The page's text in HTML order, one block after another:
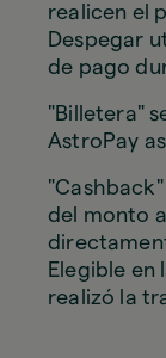
realicen el
Despegar
de pago
"Billetera"
AstroPay
del monto
Elegible en
realizó la